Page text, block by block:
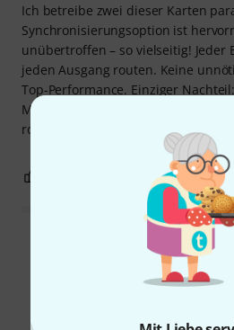
Ich betreibe zwei dieser Karten
Synchronisierungsoption ist
unübertroffen – so vielseitig! Jeder
jeden Ausgang routen. Keine
Top-Performance. Einziger
Möglichkeit, Audiosignale zwischen
routen.
BEWERTUNG
Alle